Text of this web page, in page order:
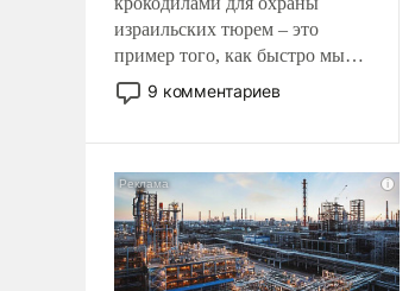
израильских тюрем – это
пример того, как быстро мы
двигаемся по пути
революционных изменений.
псевдонаучной фантастики,
стало всерьез обсуждаемой
идеей.
9 комментариев